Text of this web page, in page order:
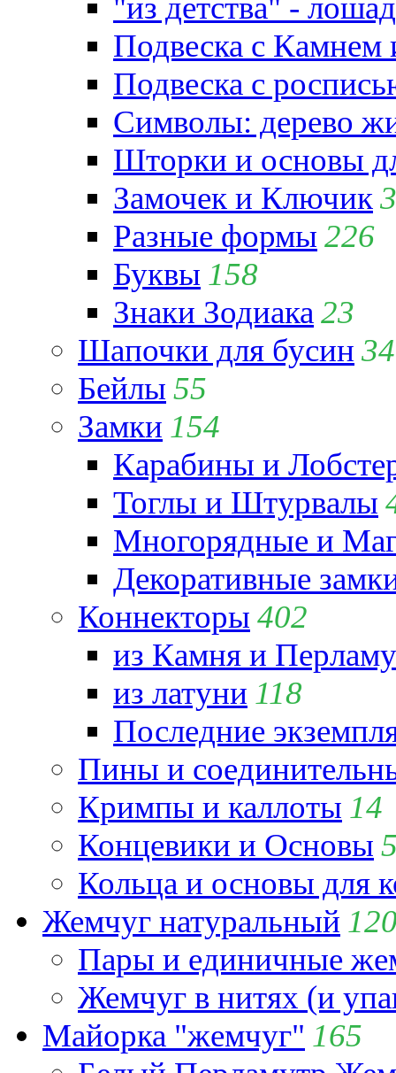
Подвеска с
Подвеска с
Символы: дерево
Шторки и основы
Замочек и Ключик
Разные формы 226
Буквы 158
Знаки Зодиака 23
Шапочки для бусин 34
Бейлы 55
Замки 154
Карабины и
Тоглы и Штурвалы
Многорядные и
Декоративные
Коннекторы 402
из Камня и
из латуни 118
Последние
Пины и
Кримпы и каллоты 14
Концевики и Основы
Кольца и основы для
Жемчуг натуральный
Пары и единичные
Жемчуг в нитях (и
Майорка "жемчуг" 165